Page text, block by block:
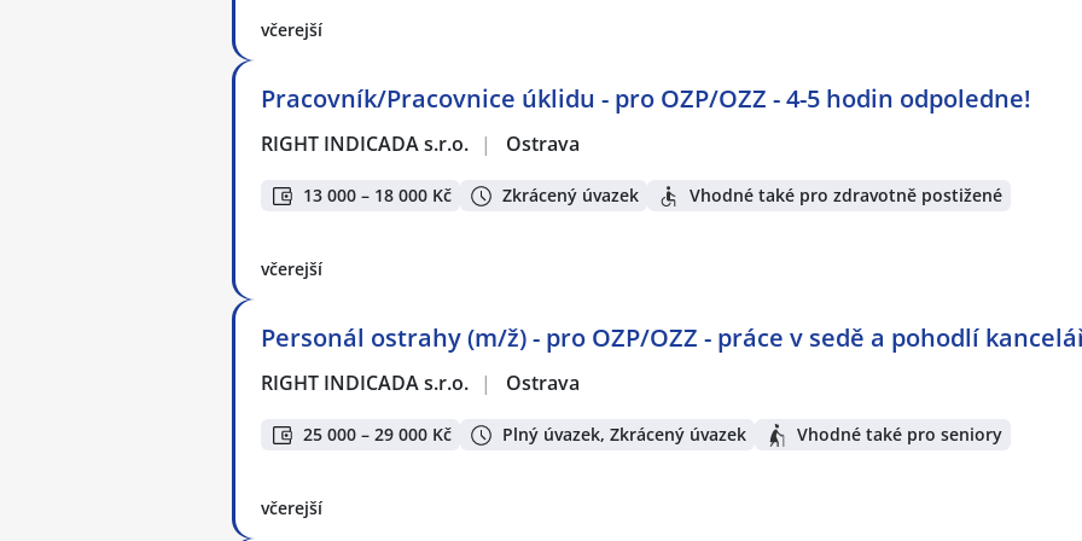
včerejší
Pracovník/Pracovnice úklidu - pro OZP/OZZ - 4-5 hodin odpoledne!
RIGHT INDICADA s.r.o. | Ostrava
13 000 – 18 000 Kč Zkrácený úvazek Vhodné také pro zdravotně postižené
včerejší
Personál ostrahy (m/ž) - pro OZP/OZZ - práce v sedě a pohodlí
RIGHT INDICADA s.r.o. | Ostrava
25 000 – 29 000 Kč Plný úvazek, Zkrácený úvazek Vhodné také pro seniory
včerejší